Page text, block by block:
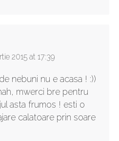
2015 at 17:39
nebuni nu e acasa ! :))
mwerci bre pentru
asta frumos ! esti o
calatoare prin soare